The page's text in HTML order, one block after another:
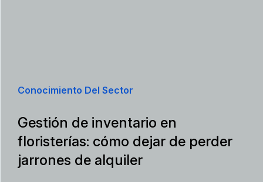
Conocimiento Del Sector
Gestión de inventario en
floristerías: cómo dejar de perder
jarrones de alquiler